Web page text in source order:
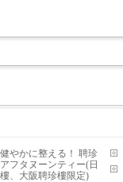
やかに整える！ 聘珍
フタヌーンティー(日
、大阪聘珍樓限定)